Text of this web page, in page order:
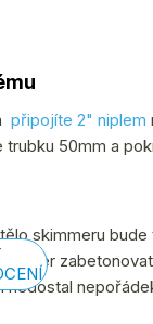
připojíte 2" niplem
50mm a
skimmeru
nedostal